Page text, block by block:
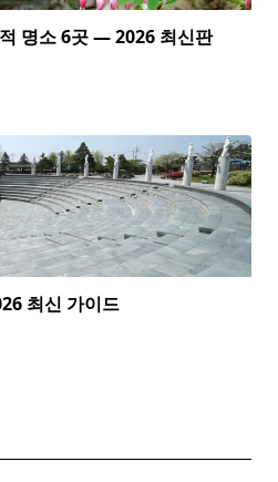
명소 6곳 — 2026 최신판
최신 가이드